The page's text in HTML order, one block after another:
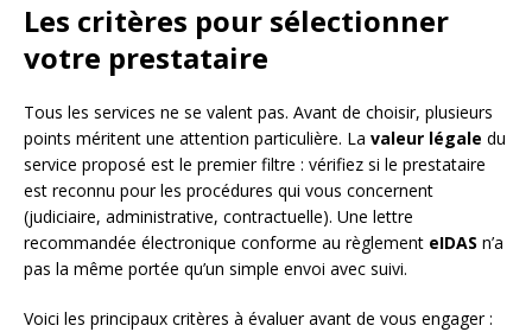
Les critères pour sélectionner
votre prestataire
Tous les services ne se valent pas. Avant de choisir, plusieurs
points méritent une attention particulière. La valeur légale du
service proposé est le premier filtre : vérifiez si le prestataire
est reconnu pour les procédures qui vous concernent
(judiciaire, administrative, contractuelle). Une lettre
recommandée électronique conforme au règlement eIDAS n’a
pas la même portée qu’un simple envoi avec suivi.
Voici les principaux critères à évaluer avant de vous engager :